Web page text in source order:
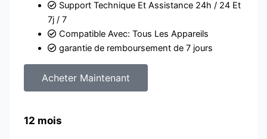
Support Technique Et Assistance 24h / 24 Et
7j / 7
Compatible Avec: Tous Les Appareils
garantie de remboursement de 7 jours
Acheter Maintenant
12 mois